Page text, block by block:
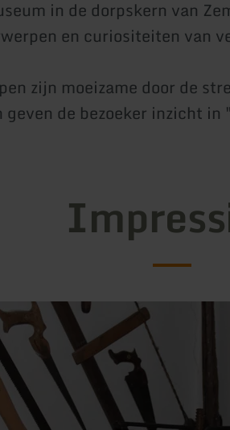
in de dorpskern van
en curiositeiten van
zijn moeizame door de
geven de bezoeker inzicht